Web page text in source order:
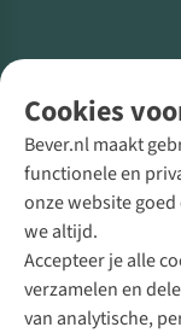
Cookies
Bever.nl maakt
functionele en
onze website
we altijd.
Accepteer je alle
verzamelen en
van analytische,
Direct advies
+31 (0)85 888
+31 6 12 28 49